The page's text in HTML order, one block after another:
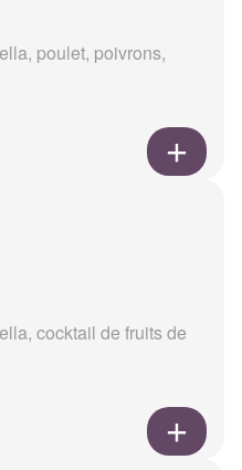
poulet, poivrons,
cocktail de fruits de